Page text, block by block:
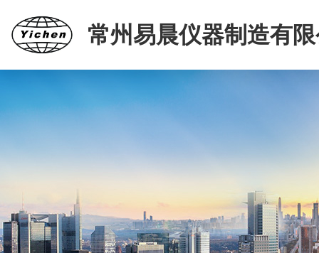
常州易晨仪器制造有